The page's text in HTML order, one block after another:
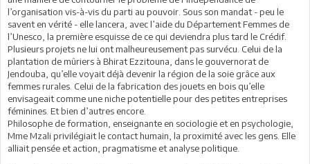
l’organisation vis-à-vis du parti au pouvoir. Sous son mandat - peu le
savent en vérité - elle lancera, avec l’aide du Département Femmes de
l’Unesco, la première esquisse de ce qui deviendra plus tard le Crédif.
Plusieurs projets ne lui ont malheureusement pas survécu. Celui de la
plantation de mûriers à Bhirat Ezzitouna, dans le gouvernorat de
Jendouba, qu’elle voyait déjà devenir la région de la soie grâce aux
femmes rurales. Celui de la fabrication des jouets en bois qu’elle
envisageait comme une niche potentielle pour des petites entreprises
féminines. Et bien d’autres encore.
Philosophe de formation, enseignante en sociologie et en psychologie,
Mme Mzali privilégiait le contact humain, la proximité avec les gens. Elle
alliait pensée et action, pragmatisme et analyse politique.